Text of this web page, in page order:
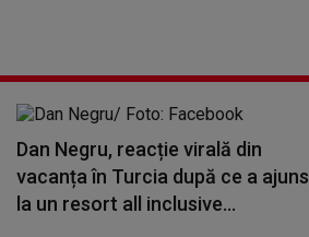
Dan Negru, reacție virală din
vacanța în Turcia după ce a ajuns
la un resort all inclusive...